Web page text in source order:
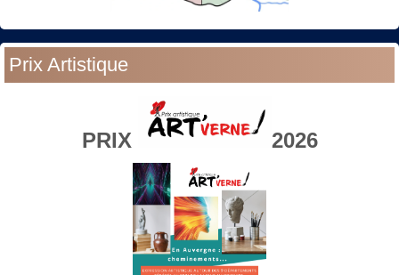
Prix Artistique
PRIX 2026